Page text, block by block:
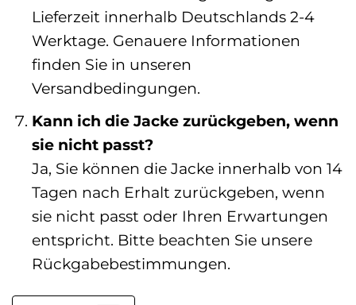
Lieferzeit innerhalb Deutschlands 2-4
Werktage. Genauere Informationen
finden Sie in unseren
Versandbedingungen.
Kann ich die Jacke zurückgeben, wenn
sie nicht passt?
Ja, Sie können die Jacke innerhalb von 14
Tagen nach Erhalt zurückgeben, wenn
sie nicht passt oder Ihren Erwartungen
entspricht. Bitte beachten Sie unsere
Rückgabebestimmungen.